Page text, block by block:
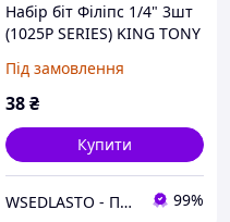
Набір біт Філіпс 1/4" 3шт
(1025P SERIES) KING TONY
Під замовлення
38₴
Купити
WSEDLASTO - Продаж автосервісного обладнання в Україні 99%